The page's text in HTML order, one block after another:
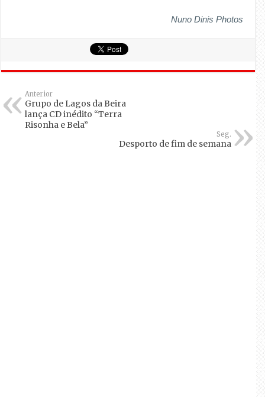
Nuno Dinis Photos
Anterior
Grupo de Lagos da Beira
lança CD inédito “Terra
Risonha e Bela”
Seg.
Desporto de fim de semana